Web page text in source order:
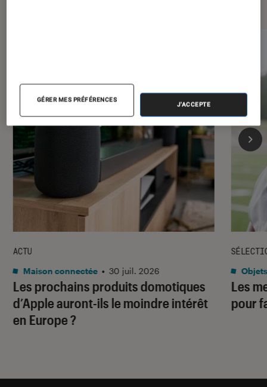
Les prochains produits domotiques
d’Apple auront-ils le moindre intérêt
en Europe ?
ACTU
Maison connectée • 30 juil. 2026
Les
pour
GÉRER MES PRÉFÉRENCES
J'ACCEPTE